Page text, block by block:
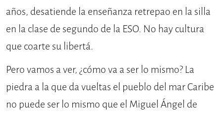
años, desatiende la enseñanza retrepao en la silla
en la clase de segundo de la ESO. No hay cultura
que coarte su libertá.
Pero vamos a ver, ¿cómo va a ser lo mismo? La
piedra a la que da vueltas el pueblo del mar Caribe
no puede ser lo mismo que el Miguel Ángel de